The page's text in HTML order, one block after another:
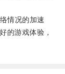
情况的加速
的游戏体验，